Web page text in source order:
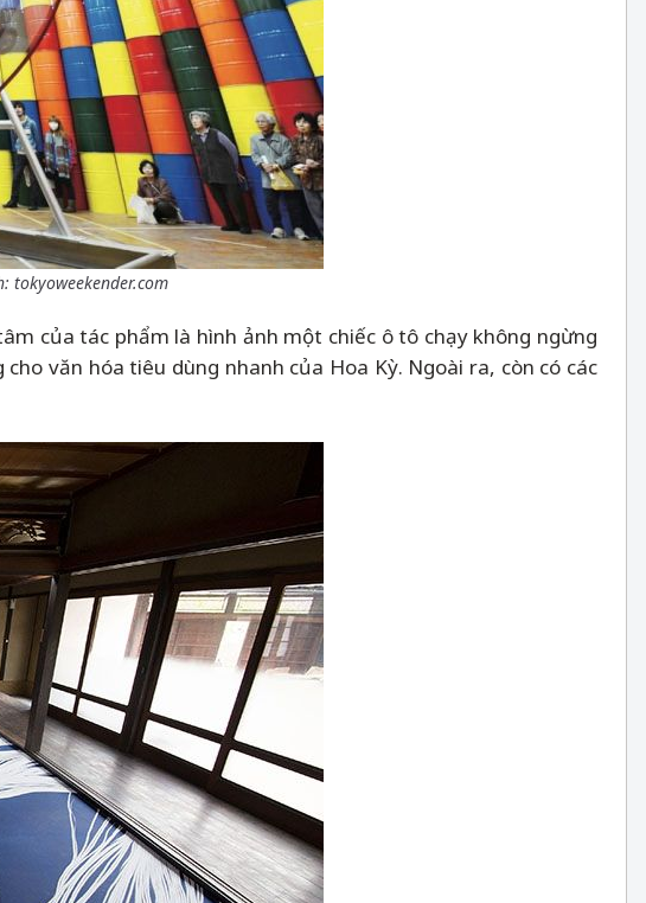
tokyoweekender.com
của tác phẩm là hình ảnh một chiếc ô tô chạy không ngừng
văn hóa tiêu dùng nhanh của Hoa Kỳ. Ngoài ra, còn có các